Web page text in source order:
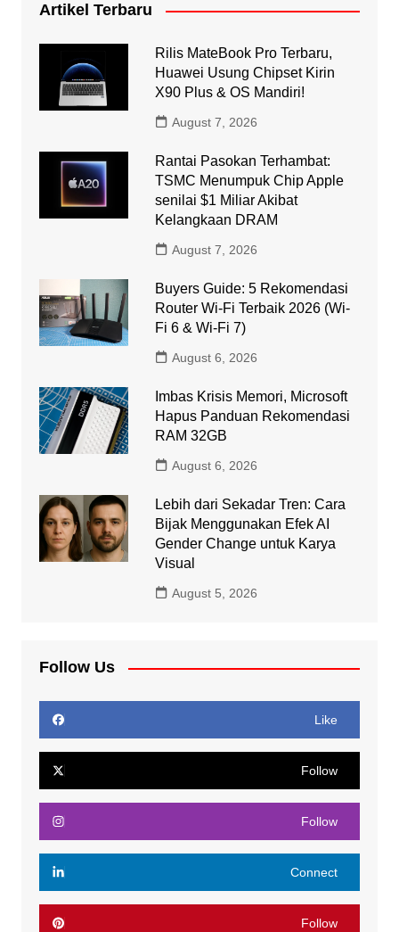
Artikel Terbaru
Rilis MateBook Pro Terbaru,
Huawei Usung Chipset Kirin
X90 Plus & OS Mandiri!
August 7, 2026
Rantai Pasokan Terhambat:
TSMC Menumpuk Chip Apple
senilai $1 Miliar Akibat
Kelangkaan DRAM
August 7, 2026
Buyers Guide: 5 Rekomendasi
Router Wi-Fi Terbaik 2026 (Wi-
Fi 6 & Wi-Fi 7)
August 6, 2026
Imbas Krisis Memori, Microsoft
Hapus Panduan Rekomendasi
RAM 32GB
August 6, 2026
Lebih dari Sekadar Tren: Cara
Bijak Menggunakan Efek AI
Gender Change untuk Karya
Visual
August 5, 2026
Follow Us
Like
Follow
Follow
Connect
Follow